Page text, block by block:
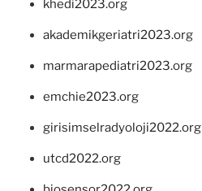
khedi2023.org
akademikgeriatri2023.org
marmarapediatri2023.org
emchie2023.org
girisimselradyoloji2022.org
utcd2022.org